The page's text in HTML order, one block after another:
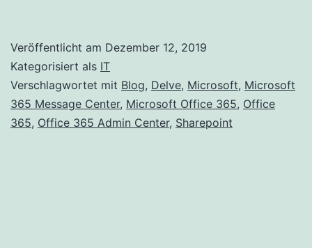
SharePoint-
und
Delve-
Blogs
Veröffentlicht am Dezember 12, 2019
Kategorisiert als IT
Verschlagwortet mit Blog, Delve, Microsoft, Microsoft
365 Message Center, Microsoft Office 365, Office
365, Office 365 Admin Center, Sharepoint